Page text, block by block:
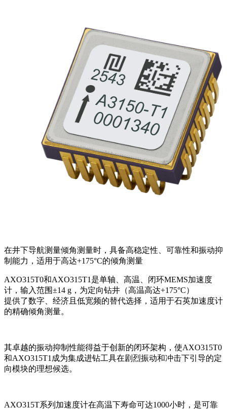
在井下导航测量倾角测量时，具备高稳定性、可靠性和振动抑
制能力，适用于高达+175°C的倾角测量
AXO315T0和AXO315T1是单轴、高温、闭环MEMS加速度
计，输入范围±14 g，为定向钻井（高温高达+175°C）
提供了数字、经济且低宽频的替代选择，适用于石英加速度计
的精确倾角测量。
其卓越的振动抑制性能得益于创新的闭环架构，使AXO315T0
和AXO315T1成为集成进钻工具在剧烈振动和冲击下引导的定
向模块的理想候选。
AXO315T系列加速度计在高温下寿命可达1000小时，是可靠